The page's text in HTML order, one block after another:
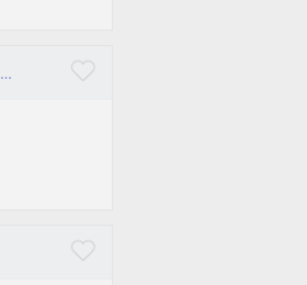
İlkokul - Ortaokul ve Lise olarak her kademe için uygun bir öğretmen olduğumu düşünüyorum